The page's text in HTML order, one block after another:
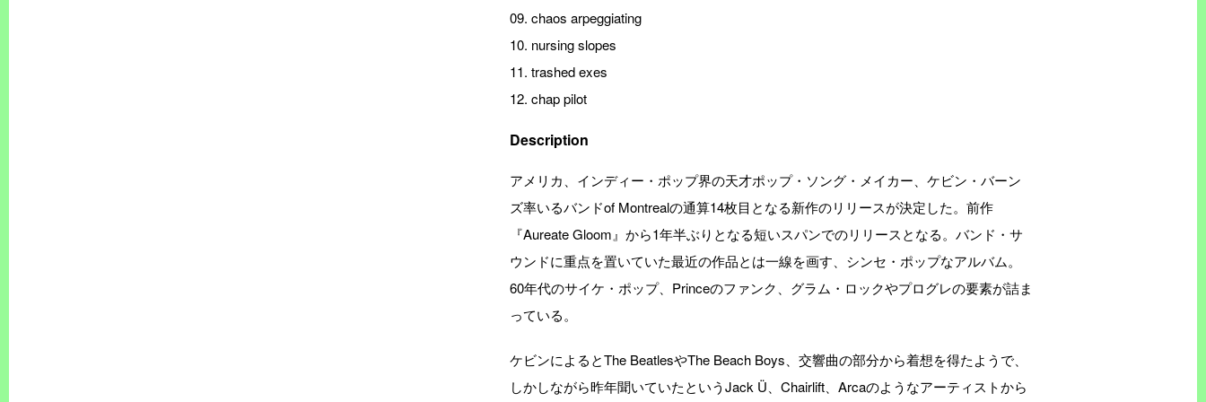
09. chaos arpeggiating
10. nursing slopes
11. trashed exes
12. chap pilot
Description
アメリカ、インディー・ポップ界の天才ポップ・ソング・メイカー、ケビン・バーン
ズ率いるバンドof Montrealの通算14枚目となる新作のリリースが決定した。前作
『Aureate Gloom』から1年半ぶりとなる短いスパンでのリリースとなる。バンド・サ
ウンドに重点を置いていた最近の作品とは一線を画す、シンセ・ポップなアルバム。
60年代のサイケ・ポップ、Princeのファンク、グラム・ロックやプログレの要素が詰ま
っている。
ケビンによるとThe BeatlesやThe Beach Boys、交響曲の部分から着想を得たようで、
しかしながら昨年聞いていたというJack Ü、Chairlift、Arcaのようなアーティストから